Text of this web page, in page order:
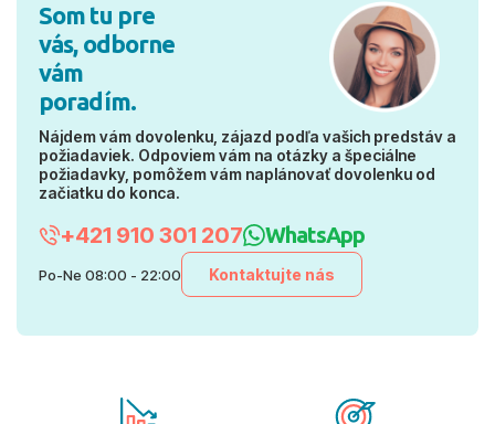
Som tu pre
vás, odborne
vám
poradím.
Nájdem vám dovolenku, zájazd podľa vašich predstáv a
požiadaviek. Odpoviem vám na otázky a špeciálne
požiadavky, pomôžem vám naplánovať dovolenku od
začiatku do konca.
+421 910 301 207 WhatsApp
Po-Ne 08:00 - 22:00 Kontaktujte nás